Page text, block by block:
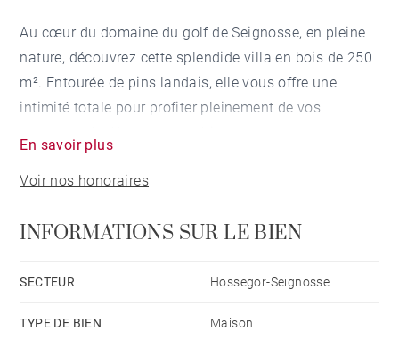
Au cœur du domaine du golf de Seignosse, en pleine
nature, découvrez cette splendide villa en bois de 250
m². Entourée de pins landais, elle vous offre une
intimité totale pour profiter pleinement de vos
Le jardin, agrémenté d'arbres fruitiers et de plantes
aromatiques, sera votre oasis de fraîcheur et de
estivaux en cueillant directement vos herbes et fruits
Ses espaces extérieurs accueillants vous permettront
paix au cœur de la nature landaise. Profitez
En savoir plus
Voir nos honoraires
INFORMATIONS SUR LE BIEN
SECTEUR Hossegor-Seignosse
TYPE DE BIEN Maison